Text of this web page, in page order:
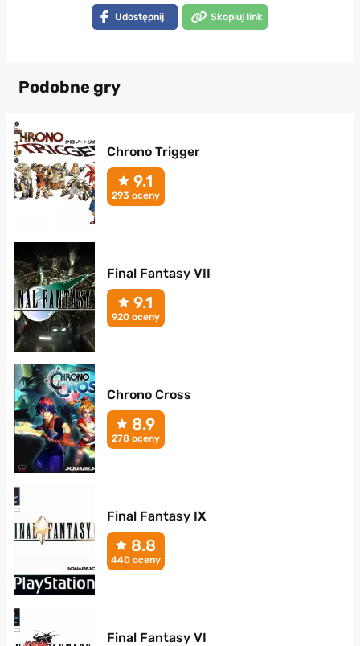
Udostępnij Skopiuj link
Podobne gry
Chrono Trigger
9.1
293 oceny
Final Fantasy VII
9.1
920 oceny
Chrono Cross
8.9
278 oceny
Final Fantasy IX
8.8
440 oceny
Final Fantasy VI